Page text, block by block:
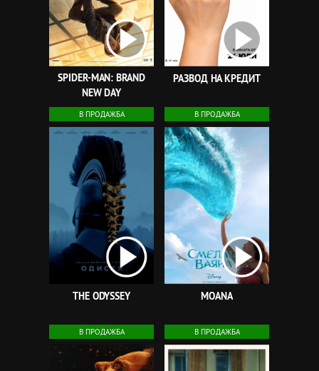
SPIDER-MAN: BRAND
NEW DAY
РАЗВОД НА КРЕДИТ
В ПРОДАЖБА
THE ODYSSEY
В ПРОДАЖБА
MOANA
В ПРОДАЖБА В ПРОДАЖБА